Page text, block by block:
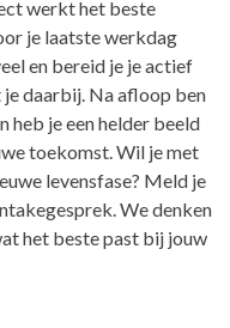
werkt het beste
je laatste werkdag
en bereid je je actief
daarbij. Na afloop ben
heb je een helder beeld
toekomst. Wil je met
levensfase? Meld je
We denken
het beste past bij jouw